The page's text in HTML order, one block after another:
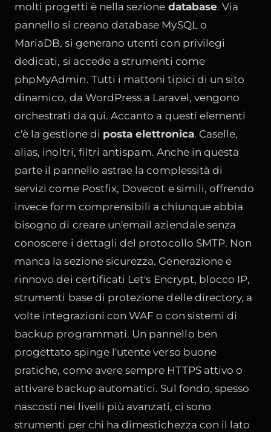
molti progetti è nella sezione database. Via
pannello si creano database MySQL o
MariaDB, si generano utenti con privilegi
dedicati, si accede a strumenti come
phpMyAdmin. Tutti i mattoni tipici di un sito
dinamico, da WordPress a Laravel, vengono
orchestrati da qui. Accanto a questi elementi
c'è la gestione di posta elettronica. Caselle,
alias, inoltri, filtri antispam. Anche in questa
parte il pannello astrae la complessità di
servizi come Postfix, Dovecot e simili, offrendo
invece form comprensibili a chiunque abbia
bisogno di creare un'email aziendale senza
conoscere i dettagli del protocollo SMTP. Non
manca la sezione sicurezza. Generazione e
rinnovo dei certificati Let's Encrypt, blocco IP,
strumenti base di protezione delle directory, a
volte integrazioni con WAF o con sistemi di
backup programmati. Un pannello ben
progettato spinge l'utente verso buone
pratiche, come avere sempre HTTPS attivo o
attivare backup automatici. Sul fondo, spesso
nascosti nei livelli più avanzati, ci sono
strumenti per chi ha dimestichezza con il lato